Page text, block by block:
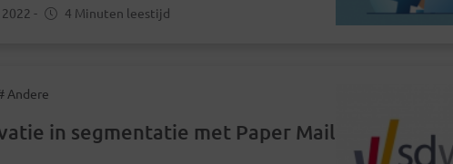
- 4 Minuten leestijd
Andere
in segmentatie met Paper Mail